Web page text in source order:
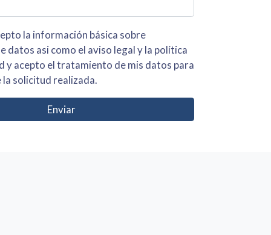
sobre
legal y la política
solicitud realizada.
Enviar